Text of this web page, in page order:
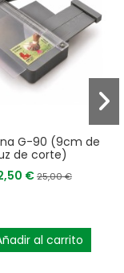
G-90 (9cm de
de corte)
€25,00 €
al carrito